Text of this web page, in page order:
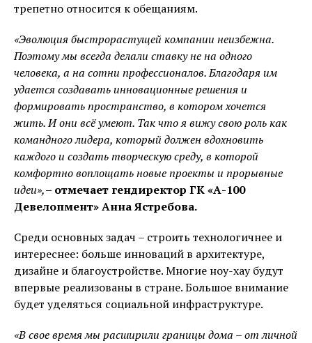
трепетно относится к обещаниям.
«Эволюция быстрорастущей компании неизбежна.
Поэтому мы всегда делали ставку не на одного
человека, а на сотни профессионалов. Благодаря им
удается создавать инновационные решения и
формировать пространство, в котором хочется
жить. И они всё умеют. Так что я вижу свою роль как
командного лидера, который должен вдохновить
каждого и создать творческую среду, в которой
комфортно воплощать новые проекты и прорывные
идеи»,– отмечает гендиректор ГК «А-100
Девелопмент» Анна Ястребова.
Среди основных задач – строить технологичнее и
интереснее: больше инноваций в архитектуре,
дизайне и благоустройстве. Многие ноу-хау будут
впервые реализованы в стране. Большое внимание
будет уделяться социальной инфраструктуре.
«В свое время мы расширили границы дома – от личной